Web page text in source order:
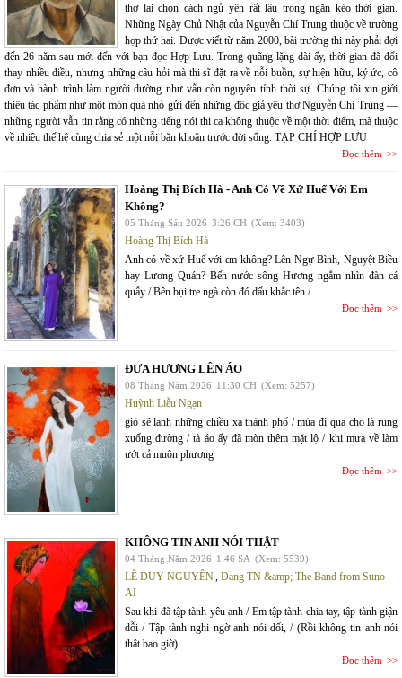
thơ lại chọn cách ngủ yên rất lâu trong ngăn kéo thời gian.
Những Ngày Chủ Nhật của Nguyễn Chí Trung thuộc về trường
hợp thứ hai. Được viết từ năm 2000, bài trường thi này phải đợi
đến 26 năm sau mới đến với bạn đọc Hợp Lưu. Trong quãng lặng dài ấy, thời gian đã đổi
thay nhiều điều, nhưng những câu hỏi mà thi sĩ đặt ra về nỗi buồn, sự hiện hữu, ký ức, cô
đơn và hành trình làm người dường như vẫn còn nguyên tính thời sự. Chúng tôi xin giới
thiệu tác phẩm như một món quà nhỏ gửi đến những độc giả yêu thơ Nguyễn Chí Trung —
những người vẫn tin rằng có những tiếng nói thi ca không thuộc về một thời điểm, mà thuộc
về nhiều thế hệ cùng chia sẻ một nỗi băn khoăn trước đời sống. TẠP CHÍ HỢP LƯU
Đọc thêm
Hoàng Thị Bích Hà - Anh Có Về Xứ Huế Với Em
Không?
05 Tháng Sáu 2026 3:26 CH (Xem: 3403)
Hoàng Thị Bích Hà
Anh có về xứ Huế với em không? Lên Ngự Bình, Nguyệt Biều
hay Lương Quán? Bến nước sông Hương ngắm nhìn đàn cá
quẫy / Bên bụi tre ngà còn đó dấu khắc tên /
Đọc thêm
ĐƯA HƯƠNG LÊN ÁO
08 Tháng Năm 2026 11:30 CH (Xem: 5257)
Huỳnh Liễu Ngạn
gió sẽ lạnh những chiều xa thành phố / mùa đi qua cho lá rụng
xuống đường / tà áo ấy đã mòn thêm mặt lộ / khi mưa về làm
ướt cả muôn phương
Đọc thêm
KHÔNG TIN ANH NÓI THẬT
04 Tháng Năm 2026 1:46 SA (Xem: 5539)
LÊ DUY NGUYÊN, Dang TN &amp; The Band from Suno
AI
Sau khi đã tập tành yêu anh / Em tập tành chia tay, tập tành giận
dỗi / Tập tành nghi ngờ anh nói dối, / (Rồi không tin anh nói
thật bao giờ)
Đọc thêm